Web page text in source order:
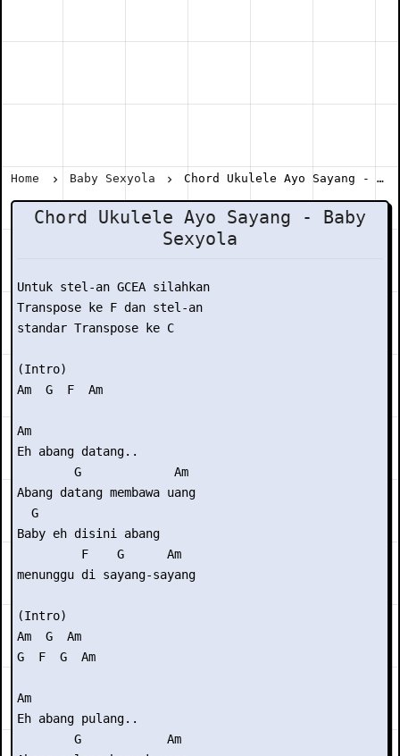
Home Baby Sexyola Chord Ukulele Ayo Sayang - Baby Sexyola
Chord Ukulele Ayo Sayang - Baby
Sexyola
Untuk stel-an GCEA silahkan
Transpose ke F dan stel-an
standar Transpose ke C
(Intro)
Am  G  F  Am
Am
Eh abang datang..
        G             Am
Abang datang membawa uang
  G
Baby eh disini abang
         F    G      Am
menunggu di sayang-sayang
(Intro)
Am  G  Am
G  F  G  Am
Am
Eh abang pulang..
        G            Am